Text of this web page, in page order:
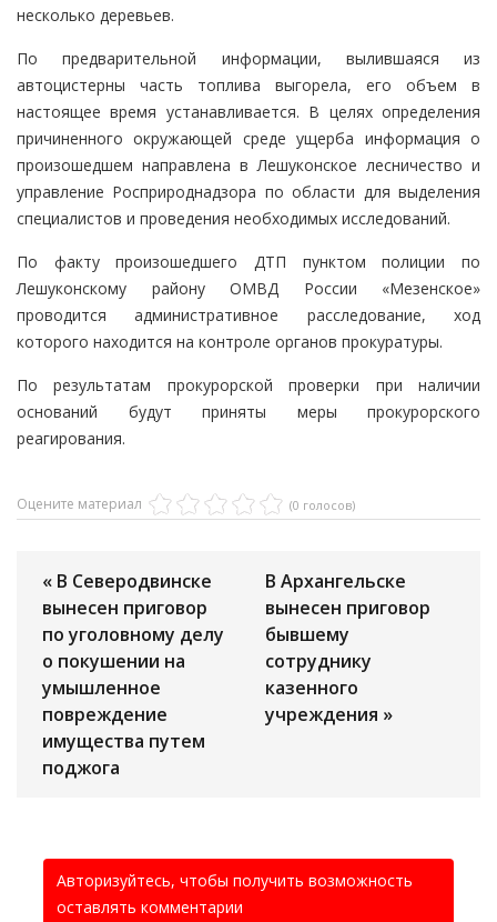
несколько деревьев.
По предварительной информации, вылившаяся из
автоцистерны часть топлива выгорела, его объем в
настоящее время устанавливается. В целях определения
причиненного окружающей среде ущерба информация о
произошедшем направлена в Лешуконское лесничество и
управление Росприроднадзора по области для выделения
специалистов и проведения необходимых исследований.
По факту произошедшего ДТП пунктом полиции по
Лешуконскому району ОМВД России «Мезенское»
проводится административное расследование, ход
которого находится на контроле органов прокуратуры.
По результатам прокурорской проверки при наличии
оснований будут приняты меры прокурорского
реагирования.
Оцените материал (0 голосов)
« В Северодвинске
вынесен приговор
по уголовному делу
о покушении на
умышленное
повреждение
имущества путем
поджога
В Архангельске
вынесен приговор
бывшему
сотруднику
казенного
учреждения »
Авторизуйтесь, чтобы получить возможность
оставлять комментарии